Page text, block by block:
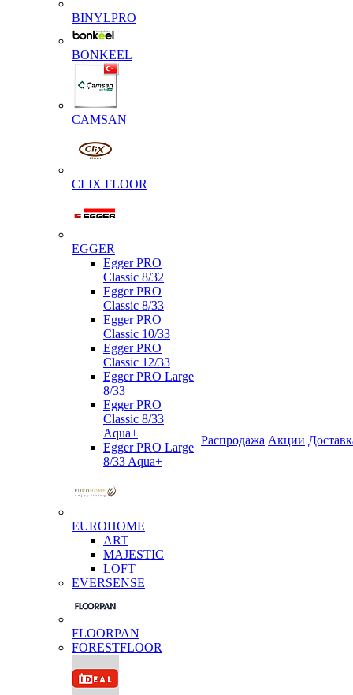
BINYLPRO
BONKEEL
CAMSAN
CLIX FLOOR
EGGER
Egger PRO
Classic 8/32
Egger PRO
Classic 8/33
Egger PRO
Classic 10/33
Egger PRO
Classic 12/33
Egger PRO Large
8/33
Egger PRO
Classic 8/33
Aqua+
Egger PRO Large
8/33 Aqua+
EUROHOME
ART
MAJESTIC
LOFT
EVERSENSE
FLOORPAN
FORESTFLOOR
Распродажа Акции